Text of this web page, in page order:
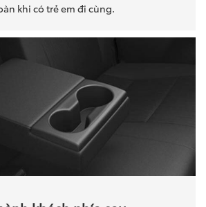
khi có trẻ em đi cùng.